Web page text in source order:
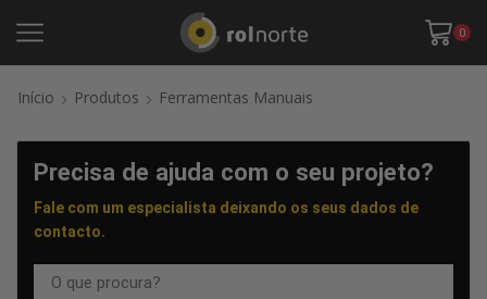
0
Início Produtos Ferramentas Manuais
Precisa de ajuda com o seu projeto?
Fale com um especialista deixando os seus dados de
contacto.